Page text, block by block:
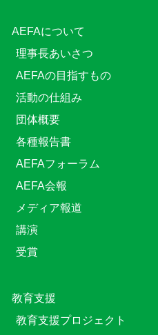
AEFAについて
理事長あいさつ
AEFAの目指すもの
活動の仕組み
団体概要
各種報告書
AEFAフォーラム
AEFA会報
メディア報道
講演
受賞
教育⽀援
教育⽀援プロジェクト